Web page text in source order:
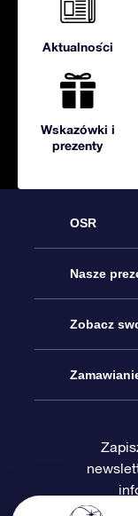
Aktualności
Wskazówki i
prezenty
OSR
Obsługa
Kontakt
Blog
Recenzje
Nasze
Podarunek
Pakiet
Karta
Zobacz
Rejestr
Metody